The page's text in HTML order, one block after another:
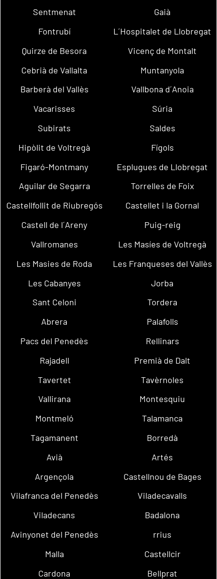
Sentmenat
Gaià
Fontrubí
L´Hospitalet de Llobregat
Quirze de Besora
Vicenç de Montalt
Cebrià de Vallalta
Muntanyola
Barberà del Vallès
Vallbona d´Anoia
Vacarisses
Súria
Subirats
Saldes
Hipòlit de Voltregà
Fígols
Figaró-Montmany
Esplugues de Llobregat
Aguilar de Segarra
Torrelles de Foix
Castellfollit de Riubregós
Castellet i la Gornal
Castell de l´Areny
Puig-reig
Vallromanes
Les Masíes de Voltregà
Les Masies de Roda
Les Franqueses del Vallès
Les Cabanyes
Jorba
Sant Celoni
Tordera
Abrera
Palafolls
Pacs del Penedès
Rellinars
Rajadell
Premià de Dalt
Tavertet
Tavèrnoles
Vallirana
Montesquiu
Montmeló
Talamanca
Tagamanent
Borredà
Avià
Artés
Argençola
Castellnou de Bages
Vilafranca del Penedès
Viladecavalls
Viladecans
Badalona
Avinyonet del Penedès
rrius
Malla
Castellcir
Cardona
Bellprat